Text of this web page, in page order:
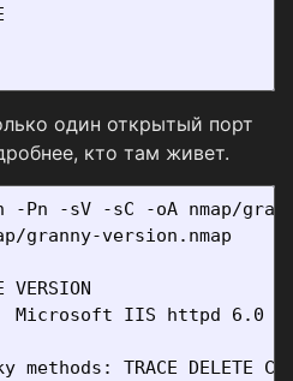
один открытый порт
кто там живет.
-Pn -sV -sC -oA nmap/
granny-version.nmap
VERSION
Microsoft IIS httpd 6.0
TRACE DELETE COPY